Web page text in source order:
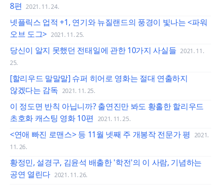
8편 2021. 11. 24.
넷플릭스 업적 +1, 연기와 뉴질랜드의 풍경이 빛나는 <파워
오브 도그> 2021. 11. 25.
당신이 알지 못했던 전태일에 관한 10가지 사실들 2021. 11.
25.
[할리우드 말말말] 슈퍼 히어로 영화는 절대 연출하지
않겠다는 감독 2021. 11. 25.
이 정도면 반칙 아닙니까? 출연진만 봐도 황홀한 할리우드
초호화 캐스팅 영화 10편 2021. 11. 25.
<연애 빠진 로맨스> 등 11월 넷째 주 개봉작 전문가 평 2021.
11. 26.
황정민, 설경구, 김윤석 배출한 '학전'의 이 사람, 기념하는
공연 열린다 2021. 11. 26.